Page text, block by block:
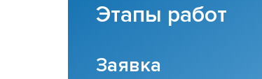
Этапы работ
Заявка